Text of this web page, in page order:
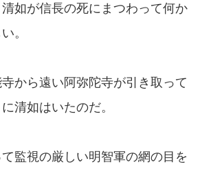
如が信長の死にまつわって何か
。
から遠い阿弥陀寺が引き取って
清如はいたのだ。
監視の厳しい明智軍の網の目を